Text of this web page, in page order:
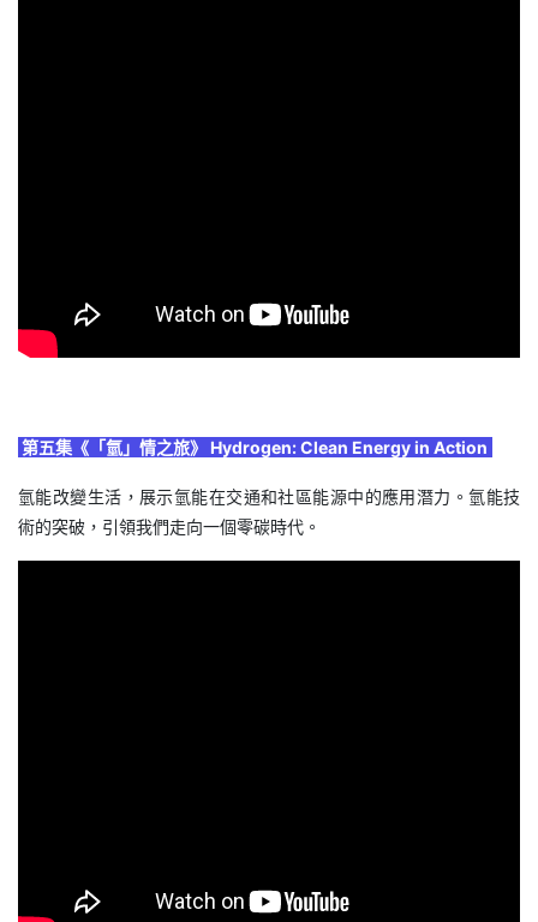
第五集《「氫」情之旅》 Hydrogen: Clean Energy in Action
氫能改變生活，展示氫能在交通和社區能源中的應用潛力。氫能技
術的突破，引領我們走向一個零碳時代。